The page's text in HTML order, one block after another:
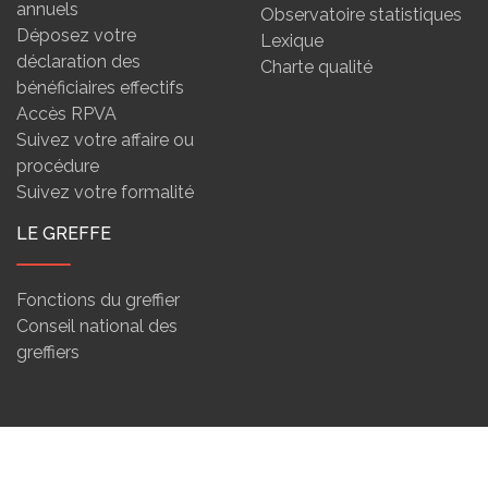
annuels
Déposez votre
déclaration des
bénéficiaires effectifs
Accès RPVA
Suivez votre affaire ou
procédure
Suivez votre formalité
Observatoire statistiques
Lexique
Charte qualité
LE GREFFE
Fonctions du greffier
Conseil national des
greffiers